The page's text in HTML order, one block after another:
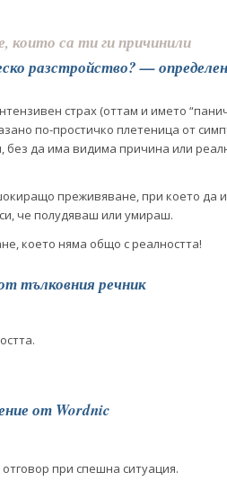
които са ти ги причинили
разстройство? —
страх (оттам и името
по-простичко плетеница от
без да има видима причина или
преживяване, при което да
че полудяваш или умираш.
което няма общо с реалността!
тълковния речник
от Wordnic
при спешна ситуация.